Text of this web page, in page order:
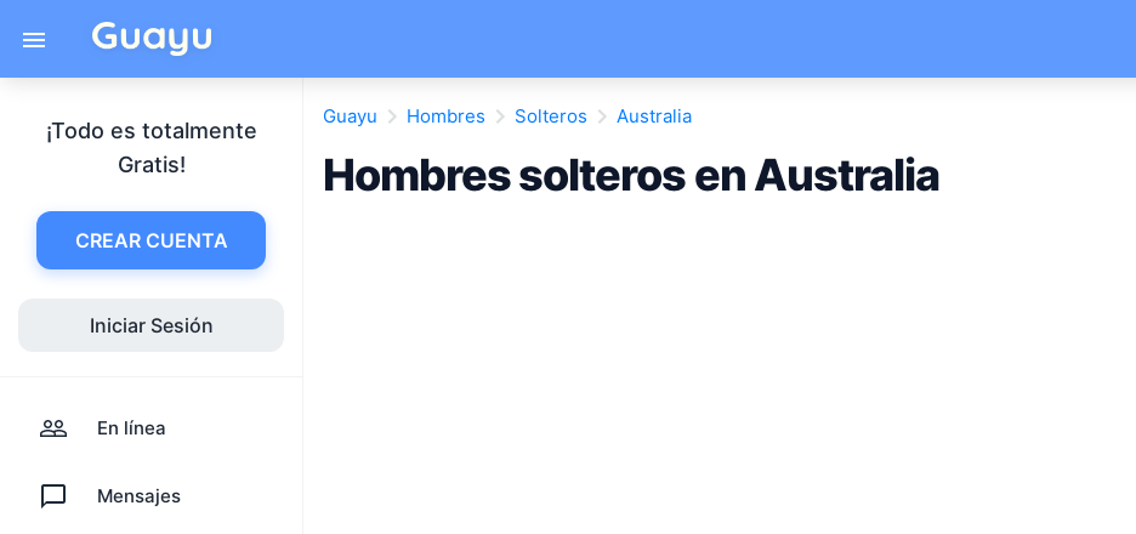
¡Todo es totalmente
Gratis!
CREAR CUENTA
Iniciar Sesión
En línea
Mensajes
Guayu Hombres Solteros Australia
Hombres solteros en Australia